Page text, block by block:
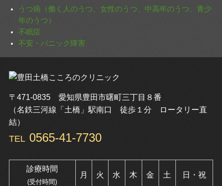
うつ病（働く人のうつ、女性のうつ、中高年のうつ、青少
年のうつ）
不眠症
不安・パニック障害
〒471-0835 愛知県豊田市曙町三丁目８番
（名鉄三河線「土橋」駅南口 徒歩１分 ロータリー直
結）
TEL 0565-41-7730
診療時間
(受付時間)
月 火 水 木 金 土 日・祝